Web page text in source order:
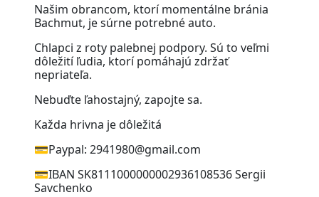
Našim obrancom, ktorí momentálne bránia
Bachmut, je súrne potrebné auto.
Chlapci z roty palebnej podpory. Sú to veľmi
dôležití ľudia, ktorí pomáhajú zdržať
nepriateľa.
Nebuďte ľahostajný, zapojte sa.
Každa hrivna je dôležitá
💳Paypal: 2941980@gmail.com
💳IBAN SK8111000000002936108536 Sergii
Savchenko